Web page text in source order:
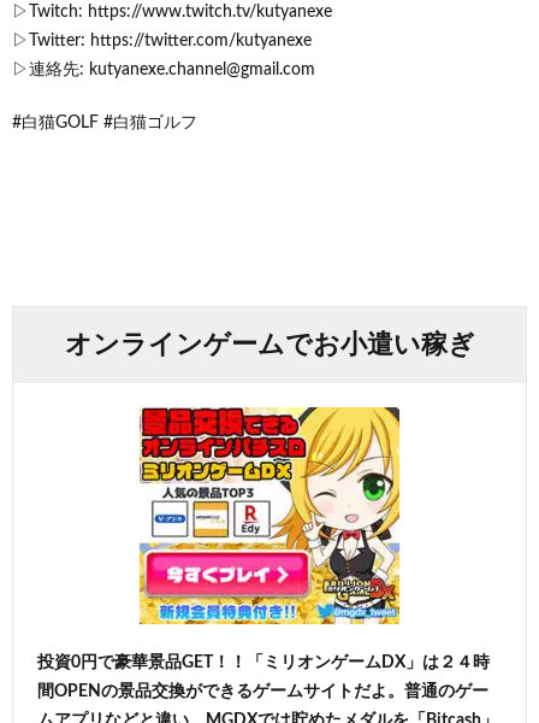
▷Twitch: https://www.twitch.tv/kutyanexe
▷Twitter: https://twitter.com/kutyanexe
▷連絡先: kutyanexe.channel@gmail.com
#白猫GOLF #白猫ゴルフ
オンラインゲームでお小遣い稼ぎ
投資0円で豪華景品GET！！「ミリオンゲームDX」は２４時
間OPENの景品交換ができるゲームサイトだよ。普通のゲー